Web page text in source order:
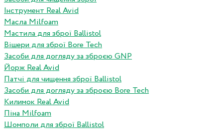
Інструмент Real Avid
Масла Milfoam
Мастила для зброї Ballistol
Вішери для зброї Bore Tech
Засоби для догляду за зброєю GNP
Йорж Real Avid
Патчі для чищення зброї Ballistol
Засоби для догляду за зброєю Bore Tech
Килимок Real Avid
Піна Milfoam
Шомполи для зброї Ballistol